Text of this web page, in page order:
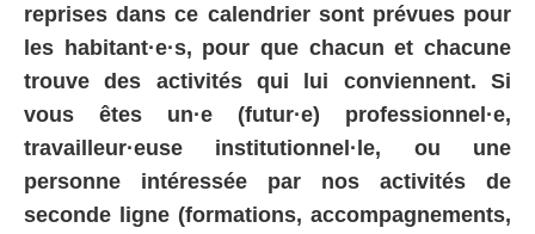
reprises dans ce calendrier sont prévues pour
les habitant·e·s, pour que chacun et chacune
trouve des activités qui lui conviennent. Si
vous êtes un·e (futur·e) professionnel·e,
travailleur·euse institutionnel·le, ou une
personne intéressée par nos activités de
seconde ligne (formations, accompagnements,